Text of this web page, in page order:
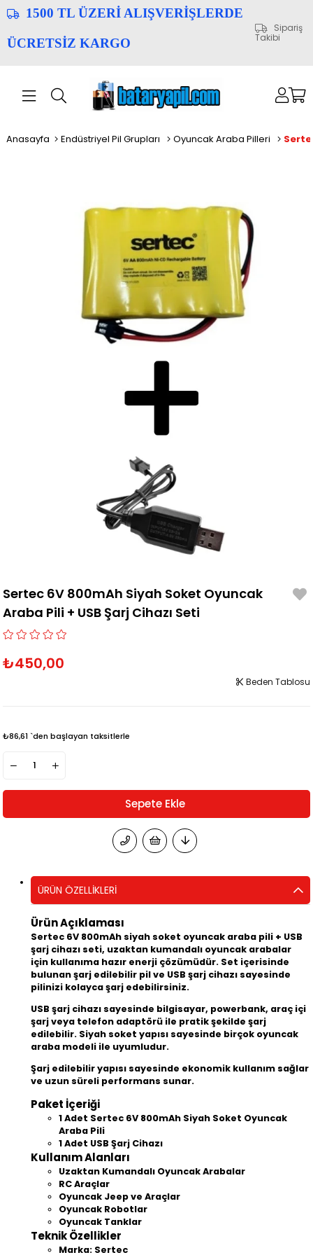
1500 TL ÜZERİ ALIŞVERİŞLERDE
ÜCRETSİZ KARGO
Sipariş
Takibi
Anasayfa Endüstriyel Pil Grupları Oyuncak Araba Pilleri
Sertec 6V 800mAh Siyah Soket Oyuncak
Araba Pili + USB Şarj Cihazı Seti
₺450,00
Beden Tablosu
₺86,61 `den başlayan taksitlerle
ÜRÜN ÖZELLIKLERI
Ürün Açıklaması
Sertec 6V 800mAh siyah soket oyuncak araba pili + USB
şarj cihazı seti, uzaktan kumandalı oyuncak arabalar
için kullanıma hazır enerji çözümüdür. Set içerisinde
bulunan şarj edilebilir pil ve USB şarj cihazı sayesinde
pilinizi kolayca şarj edebilirsiniz.
USB şarj cihazı sayesinde bilgisayar, powerbank, araç içi
şarj veya telefon adaptörü ile pratik şekilde şarj
edilebilir. Siyah soket yapısı sayesinde birçok oyuncak
araba modeli ile uyumludur.
Şarj edilebilir yapısı sayesinde ekonomik kullanım sağlar
ve uzun süreli performans sunar.
Paket İçeriği
1 Adet Sertec 6V 800mAh Siyah Soket Oyuncak
Araba Pili
1 Adet USB Şarj Cihazı
Kullanım Alanları
Uzaktan Kumandalı Oyuncak Arabalar
RC Araçlar
Oyuncak Jeep ve Araçlar
Oyuncak Robotlar
Oyuncak Tanklar
Teknik Özellikler
Marka: Sertec